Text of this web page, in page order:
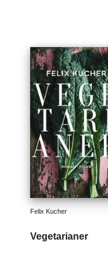
Felix Kucher
Vegetarianer